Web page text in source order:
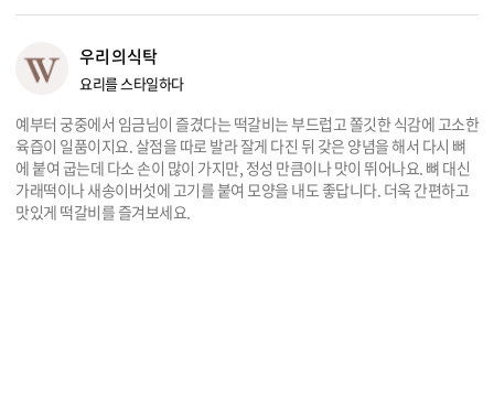
우리의식탁
요리를 스타일하다
예부터 궁중에서 임금님이 즐겼다는 떡갈비는 부드럽고 쫄깃한 식감에 고소한
육즙이 일품이지요. 살점을 따로 발라 잘게 다진 뒤 갖은 양념을 해서 다시 뼈
에 붙여 굽는데 다소 손이 많이 가지만, 정성 만큼이나 맛이 뛰어나요. 뼈 대신
가래떡이나 새송이버섯에 고기를 붙여 모양을 내도 좋답니다. 더욱 간편하고
맛있게 떡갈비를 즐겨보세요.